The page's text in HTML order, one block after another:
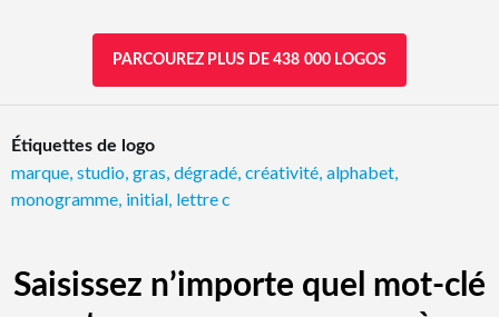
PARCOUREZ PLUS DE 438 000 LOGOS
Étiquettes de logo
marque studio gras dégradé créativité alphabet
monogramme initial lettre c
Saisissez n’importe quel mot-clé